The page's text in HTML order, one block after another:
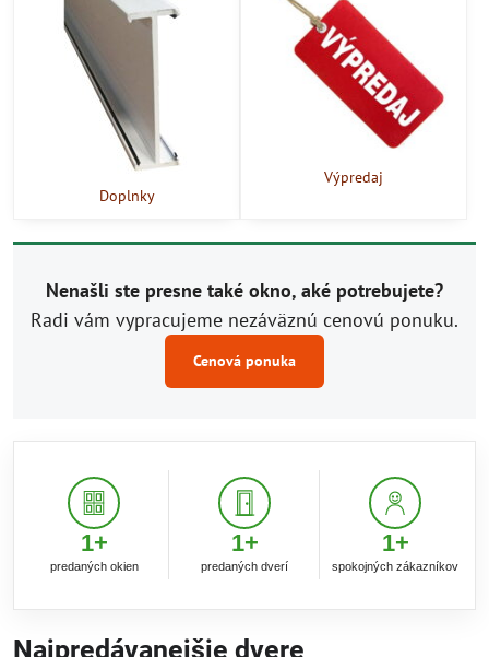
Doplnky
Výpredaj
Nenašli ste presne také okno, aké potrebujete?
Radi vám vypracujeme nezáväznú cenovú ponuku.
Cenová ponuka
1+
predaných okien
1+
predaných dverí
1+
spokojných zákazníkov
Najpredávanejšie dvere